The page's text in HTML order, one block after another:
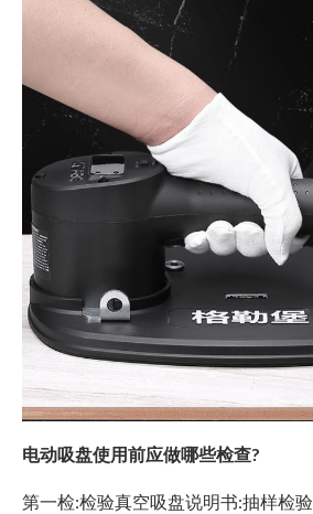
电动吸盘使用前应做哪些检查?
第一检:检验真空吸盘说明书:抽样检